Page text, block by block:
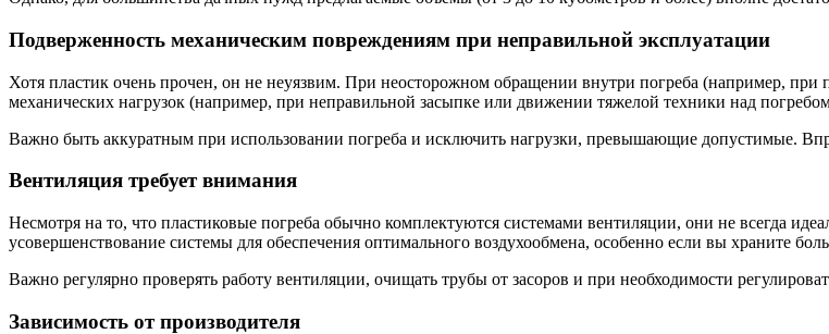
Подверженность механическим повреждениям при неправильной эксплуатации
Хотя пластик очень прочен, он не неуязвим. При неосторожном обращении внутри погреба (например,
механических нагрузок (например, при неправильной засыпке или движении тяжелой техники над
Важно быть аккуратным при использовании погреба и исключить нагрузки, превышающие допустимые.
Вентиляция требует внимания
Несмотря на то, что пластиковые погреба обычно комплектуются системами вентиляции, они не всегда
усовершенствование системы для обеспечения оптимального воздухообмена, особенно если вы храните
Важно регулярно проверять работу вентиляции, очищать трубы от засоров и при необходимости
Зависимость от производителя